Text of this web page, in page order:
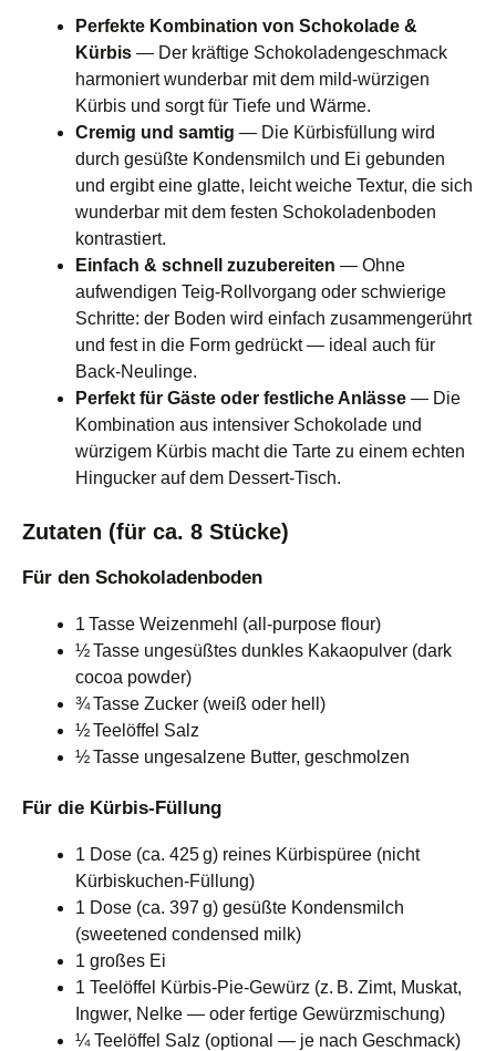
Perfekte Kombination von Schokolade &
Kürbis — Der kräftige Schokoladengeschmack
harmoniert wunderbar mit dem mild‑würzigen
Kürbis und sorgt für Tiefe und Wärme.
Cremig und samtig — Die Kürbisfüllung wird
durch gesüßte Kondensmilch und Ei gebunden
und ergibt eine glatte, leicht weiche Textur, die sich
wunderbar mit dem festen Schokoladenboden
kontrastiert.
Einfach & schnell zuzubereiten — Ohne
aufwendigen Teig‑Rollvorgang oder schwierige
Schritte: der Boden wird einfach zusammengerührt
und fest in die Form gedrückt — ideal auch für
Back‑Neulinge.
Perfekt für Gäste oder festliche Anlässe — Die
Kombination aus intensiver Schokolade und
würzigem Kürbis macht die Tarte zu einem echten
Hingucker auf dem Dessert‑Tisch.
Zutaten (für ca. 8 Stücke)
Für den Schokoladenboden
1 Tasse Weizenmehl (all‑purpose flour)
½ Tasse ungesüßtes dunkles Kakaopulver (dark
cocoa powder)
¾ Tasse Zucker (weiß oder hell)
½ Teelöffel Salz
½ Tasse ungesalzene Butter, geschmolzen
Für die Kürbis‑Füllung
1 Dose (ca. 425 g) reines Kürbispüree (nicht
Kürbiskuchen‑Füllung)
1 Dose (ca. 397 g) gesüßte Kondensmilch
(sweetened condensed milk)
1 großes Ei
1 Teelöffel Kürbis‑Pie‑Gewürz (z. B. Zimt, Muskat,
Ingwer, Nelke — oder fertige Gewürzmischung)
¼ Teelöffel Salz (optional — je nach Geschmack)